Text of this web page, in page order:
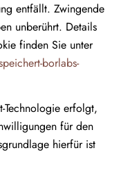
entfällt. Zwingende
unberührt. Details
finden Sie unter
borlabs-
Technologie erfolgt,
für den
hierfür ist